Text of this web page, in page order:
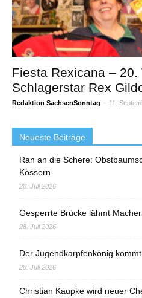
Fiesta Rexicana – 20.
Schlagerstar Rex
Redaktion SachsenSonntag - 11.
Neueste Beiträge
Ran an die Schere:
Kössern
28. Juli 2026
Gesperrte Brücke lähmt
28. Juli 2026
Der Jugendkarpfenkönig
28. Juli 2026
Christian Kaupke wird neuer